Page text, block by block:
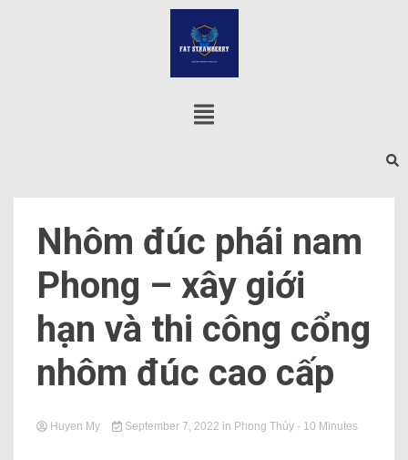
Nhôm đúc phái nam
Phong – xây giới
hạn và thi công cổng
nhôm đúc cao cấp
Huyen My September 7, 2022 in Phong Thủy - 10 Minutes